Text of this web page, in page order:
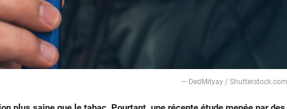
— DedMityay / Shutterstock.com